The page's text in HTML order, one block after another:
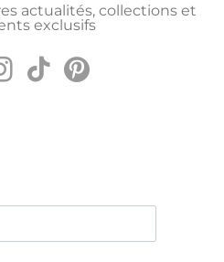
actualités, collections et
exclusifs